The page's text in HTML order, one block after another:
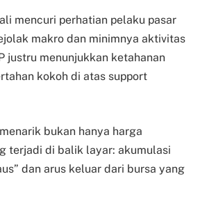
mencuri perhatian pelaku pasar
makro dan minimnya aktivitas
justru menunjukkan ketahanan
kokoh di atas support
bukan hanya harga
terjadi di balik layar: akumulasi
dan arus keluar dari bursa yang